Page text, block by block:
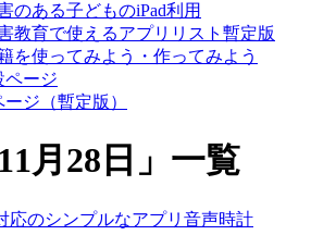
のある子どものiPad利用
教育で使えるアプリリスト暫定版
を使ってみよう・作ってみよう
ページ
ジ（暫定版）
月28日 」 一覧